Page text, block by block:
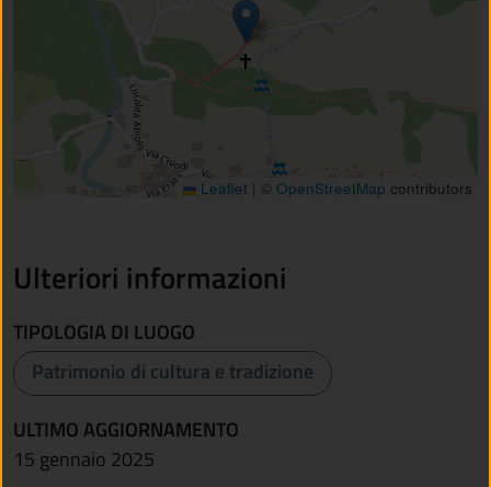
Leaflet | © OpenStreetMap contributors
Ulteriori informazioni
TIPOLOGIA DI LUOGO
Patrimonio di cultura e tradizione
ULTIMO AGGIORNAMENTO
15 gennaio 2025